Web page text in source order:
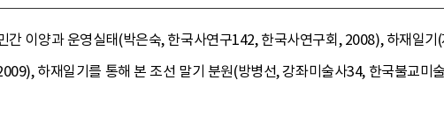
이양과 운영실태(박은숙, 한국사연구142, 한국사연구회, 2008), 하재일
하재일기를 통해 본 조선 말기 분원(방병선, 강좌미술사34, 한국불교미